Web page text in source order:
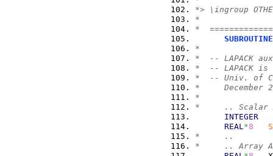
*> \ingroup
*
*
SUBROUTINE
*
*  -- LAPACK
*  -- LAPACK
*  -- Univ. of
*     December
*
*     .. Scalar
INTEGER
REAL *8
*     ..
*     .. Array